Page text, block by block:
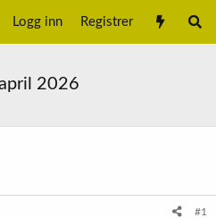
Logg inn Registrer
2026
#1